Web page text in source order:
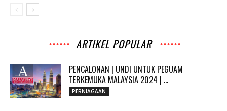
ARTIKEL POPULAR
PENCALONAN | UNDI UNTUK PEGUAM
TERKEMUKA MALAYSIA 2024 | ...
PERNIAGAAN